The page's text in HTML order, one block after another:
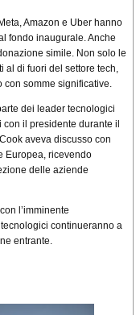
Amazon e Uber hanno
fondo inaugurale. Anche
simile. Non solo le
al di fuori del settore tech,
con somme significative.
dei leader tecnologici
il presidente durante il
aveva discusso con
Europea, ricevendo
delle aziende
l’imminente
continueranno a
entrante.